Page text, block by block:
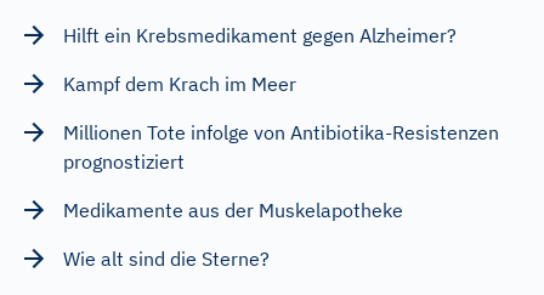
Hilft ein Krebsmedikament gegen Alzheimer?
Kampf dem Krach im Meer
Millionen Tote infolge von Antibiotika-Resistenzen
prognostiziert
Medikamente aus der Muskelapotheke
Wie alt sind die Sterne?